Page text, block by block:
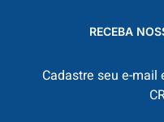
RECEBA
Cadastre seu e-